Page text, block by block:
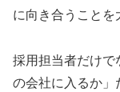
に向き合うことを
採用担当者だけで
の会社に入るか」